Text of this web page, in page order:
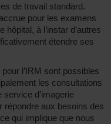
de travail standard.
pour les examens
à l’instar d’autres
étendre ses
l’IRM sont possibles
les consultations
d’imagerie
répondre aux besoins des
qui implique que nous